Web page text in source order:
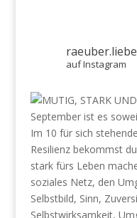
raeuber.liebe
auf Instagram